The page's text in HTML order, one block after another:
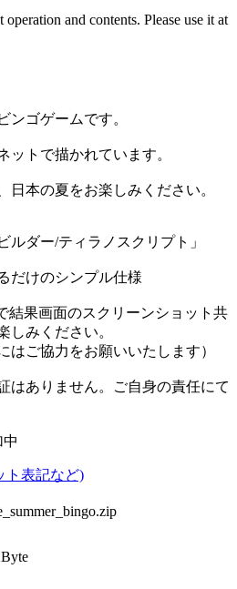
operation and contents. Please use it at
ンゴゲームです。
ットで描かれています。
日本の夏をお楽しみください。
ルダー/ティラノスクリプト」
だけのシンプル仕様
結果画面のスクリーンショット共
しみください。
ご協力をお願いいたします）
はありません。ご自身の責任にて
ト表記など)